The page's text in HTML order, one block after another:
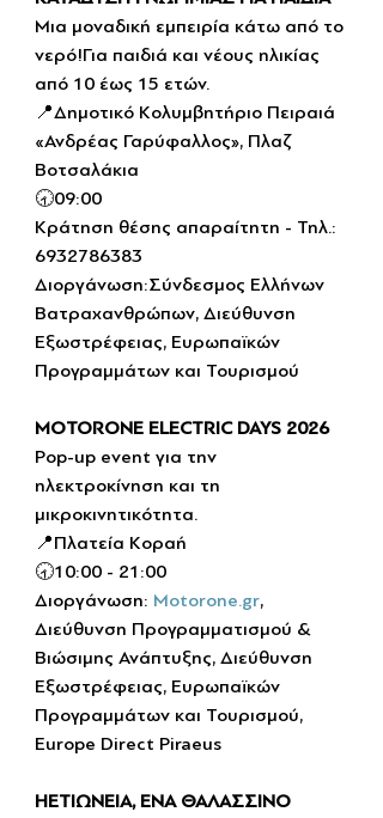
Μια μοναδική εμπειρία κάτω από το
νερό!Για παιδιά και νέους ηλικίας
από 10 έως 15 ετών.
📍Δημοτικό Κολυμβητήριο Πειραιά
«Ανδρέας Γαρύφαλλος», Πλαζ
Βοτσαλάκια
🕣09:00
Κράτηση θέσης απαραίτητη - Τηλ.:
6932786383
Διοργάνωση:Σύνδεσμος Ελλήνων
Βατραχανθρώπων, Διεύθυνση
Εξωστρέφειας, Ευρωπαϊκών
Προγραμμάτων και Τουρισμού
MOTORONE ELECTRIC DAYS 2026
Pop-up event για την
ηλεκτροκίνηση και τη
μικροκινητικότητα.
📍Πλατεία Κοραή
🕣10:00 - 21:00
Διοργάνωση: Motorone.gr,
Διεύθυνση Προγραμματισμού &
Βιώσιμης Ανάπτυξης, Διεύθυνση
Εξωστρέφειας, Ευρωπαϊκών
Προγραμμάτων και Τουρισμού,
Europe Direct Piraeus
ΗΕΤΙΩΝΕΙΑ, ΕΝΑ ΘΑΛΑΣΣΙΝΟ